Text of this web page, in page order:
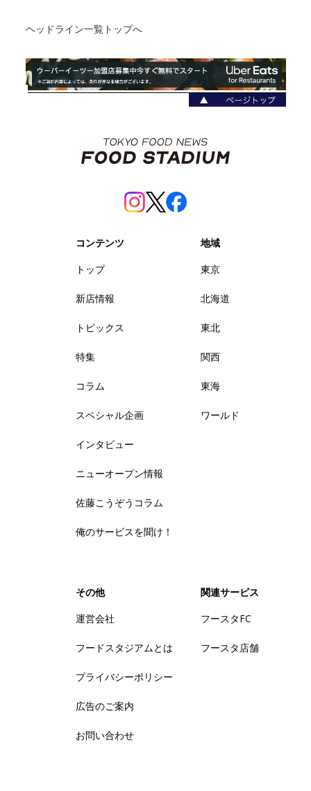
ヘッドライン一覧トップへ
コンテンツ
トップ
新店情報
トピックス
特集
コラム
スペシャル企画
インタビュー
ニューオープン情報
佐藤こうぞうコラム
俺のサービスを聞け！
地域
東京
北海道
東北
関西
東海
ワールド
その他
運営会社
フードスタジアムとは
プライバシーポリシー
広告のご案内
お問い合わせ
関連サービス
フースタFC
フースタ店舗